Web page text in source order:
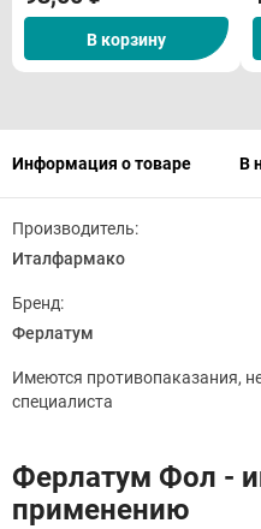
В корзину
Информация о товаре В
Производитель:
Италфармако
Бренд:
Ферлатум
Имеются противопаказания,
специалиста
Ферлатум Фол -
применению